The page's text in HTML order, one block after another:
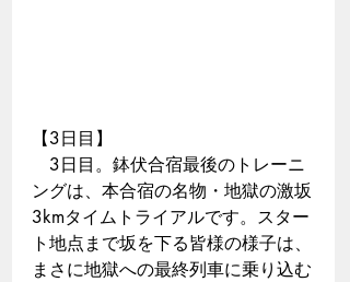
【3日目】
3日目。鉢伏合宿最後のトレーニ
ングは、本合宿の名物・地獄の激坂
3kmタイムトライアルです。スター
ト地点まで坂を下る皆様の様子は、
まさに地獄への最終列車に乗り込む